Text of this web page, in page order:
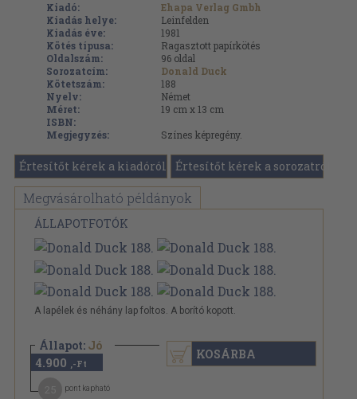
Kiadó:
Ehapa Verlag Gmbh
Kiadás helye:
Leinfelden
Kiadás éve:
1981
Kötés típusa:
Ragasztott papírkötés
Oldalszám:
96 oldal
Sorozatcím:
Donald Duck
Kötetszám:
188
Nyelv:
Német
Méret:
19 cm x 13 cm
ISBN:
Megjegyzés:
Színes képregény.
Értesítőt kérek a kiadóról Értesítőt kérek a sorozatról
Megvásárolható példányok
ÁLLAPOTFOTÓK
A lapélek és néhány lap foltos. A borító kopott.
Állapot: Jó
4.900 ,-Ft
pont kapható
KOSÁRBA